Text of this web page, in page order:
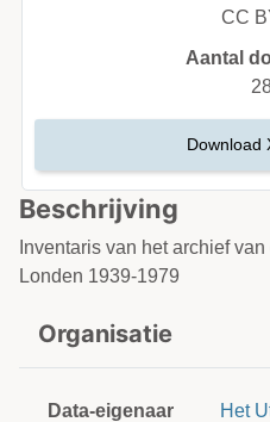
Beschrijving
Inventaris van het archief
Londen 1939-1979
Organisatie
Data-eigenaar Het
CC
Aantal
Download